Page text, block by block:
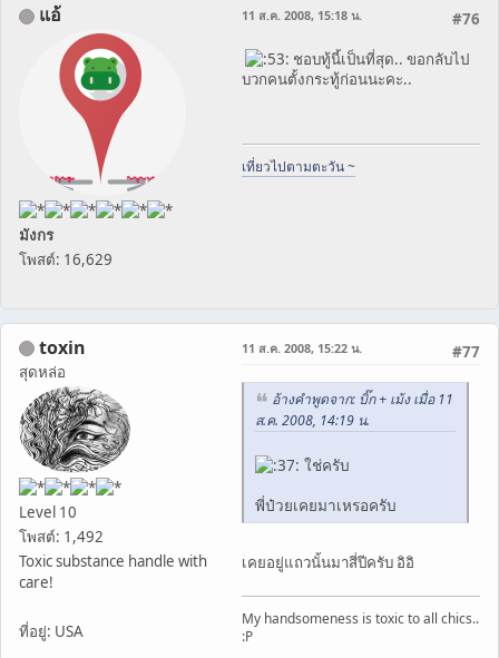
แอ้
มังกร
โพสต์: 16,629
#76
11 ส.ค. 2008, 15:18 น.
ชอบทู้นี้เป็นที่สุด.. ขอกลับไป
บวกคนตั้งกระทู้ก่อนนะคะ..
เที่ยวไปตามตะวัน ~
toxin
สุดหล่อ
Level 10
โพสต์: 1,492
Toxic substance handle with
care!
ที่อยู่: USA
#77
11 ส.ค. 2008, 15:22 น.
อ้างคำพูดจาก: บิ๊ก + เม้ง เมื่อ 11
ส.ค. 2008, 14:19 น.
ใช่ครับ
พี่ป๋วยเคยมาเหรอครับ
เคยอยู่แถวนั้นมาสี่ปีครับ อิอิ
My handsomeness is toxic to all chics..
:P